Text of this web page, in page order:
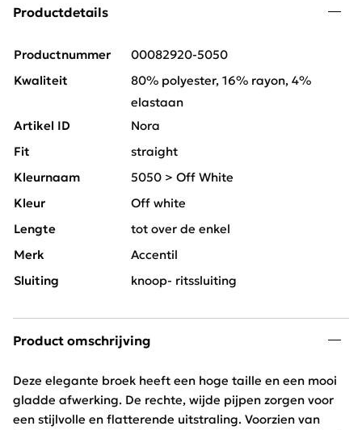
Productdetails
Productnummer
00082920-5050
Kwaliteit
80% polyester, 16% rayon, 4%
elastaan
Artikel ID
Nora
Fit
straight
Kleurnaam
5050 > Off White
Kleur
Off white
Lengte
tot over de enkel
Merk
Accentil
Sluiting
knoop- ritssluiting
Product omschrijving
Deze elegante broek heeft een hoge taille en een mooi
gladde afwerking. De rechte, wijde pijpen zorgen voor
een stijlvolle en flatterende uitstraling. Voorzien van